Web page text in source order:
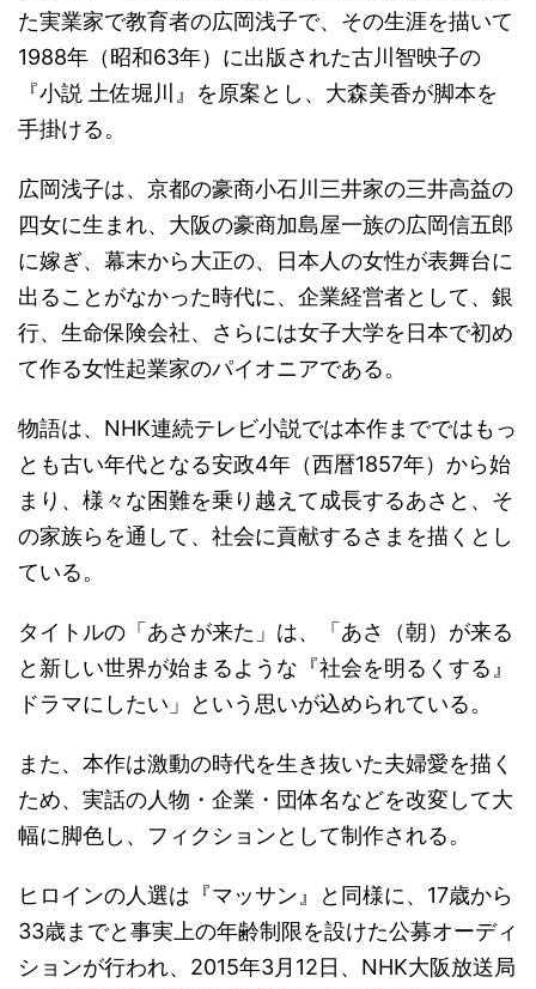
た実業家で教育者の広岡浅子で、その生涯を描いて
1988年（昭和63年）に出版された古川智映子の
『小説 土佐堀川』を原案とし、大森美香が脚本を
手掛ける。
広岡浅子は、京都の豪商小石川三井家の三井高益の
四女に生まれ、大阪の豪商加島屋一族の広岡信五郎
に嫁ぎ、幕末から大正の、日本人の女性が表舞台に
出ることがなかった時代に、企業経営者として、銀
行、生命保険会社、さらには女子大学を日本で初め
て作る女性起業家のパイオニアである。
物語は、NHK連続テレビ小説では本作までではもっ
とも古い年代となる安政4年（西暦1857年）から始
まり、様々な困難を乗り越えて成長するあさと、そ
の家族らを通して、社会に貢献するさまを描くとし
ている。
タイトルの「あさが来た」は、「あさ（朝）が来る
と新しい世界が始まるような『社会を明るくする』
ドラマにしたい」という思いが込められている。
また、本作は激動の時代を生き抜いた夫婦愛を描く
ため、実話の人物・企業・団体名などを改変して大
幅に脚色し、フィクションとして制作される。
ヒロインの人選は『マッサン』と同様に、17歳から
33歳までと事実上の年齢制限を設けた公募オーディ
ションが行われ、2015年3月12日、NHK大阪放送局